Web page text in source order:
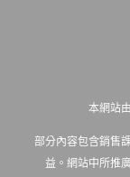
本網站
部分內容包含銷售
益。網站中所推